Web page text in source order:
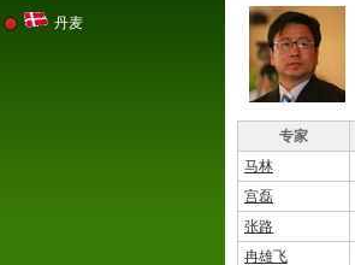
丹麦
专家
马林
宫磊
张路
冉雄飞